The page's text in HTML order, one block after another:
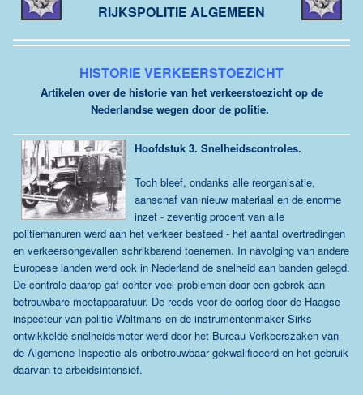
RIJKSPOLITIE ALGEMEEN
HISTORIE VERKEERSTOEZICHT
Artikelen over de historie van het verkeerstoezicht op de
Nederlandse wegen door de politie.
Hoofdstuk 3. Snelheidscontroles.
Toch bleef, ondanks alle reorganisatie,
aanschaf van nieuw materiaal en de enorme
inzet - zeventig procent van alle
politiemanuren werd aan het verkeer besteed - het aantal overtredingen
en verkeersongevallen schrikbarend toenemen. In navolging van andere
Europese landen werd ook in Nederland de snelheid aan banden gelegd.
De controle daarop gaf echter veel problemen door een gebrek aan
betrouwbare meetapparatuur. De reeds voor de oorlog door de Haagse
inspecteur van politie Waltmans en de instrumentenmaker Sirks
ontwikkelde snelheidsmeter werd door het Bureau Verkeerszaken van
de Algemene Inspectie als onbetrouwbaar gekwalificeerd en het gebruik
daarvan te arbeidsintensief.